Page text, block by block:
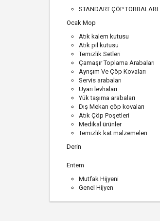
STANDART ÇÖP TORBALARI
Ocak Mop
Atık kalem kutusu
Atık pil kutusu
Temizlik Setleri
Çamaşır Toplama Arabaları
Ayrışım Ve Çöp Kovaları
Servis arabaları
Uyarı levhaları
Yük taşıma arabaları
Dış Mekan çöp kovaları
Atık Çöp Poşetleri
Medikal ürünler
Temizlik kat malzemeleri
Derin
Entem
Mutfak Hijyeni
Genel Hijyen